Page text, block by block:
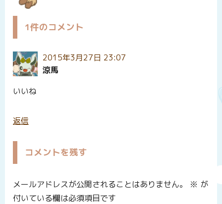
1件のコメント
2015年3月27日 23:07
涼馬
いいね
返信
コメントを残す
メールアドレスが公開されることはありません。 ※ が
付いている欄は必須項目です